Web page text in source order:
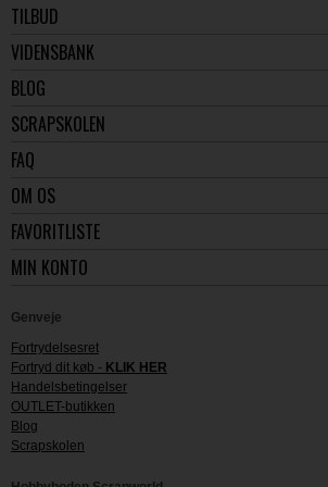
TILBUD
VIDENSBANK
BLOG
SCRAPSKOLEN
FAQ
OM OS
FAVORITLISTE
MIN KONTO
Genveje
Fortrydelsesret
Fortryd dit køb - KLIK HER
Handelsbetingelser
OUTLET-butikken
Blog
Scrapskolen